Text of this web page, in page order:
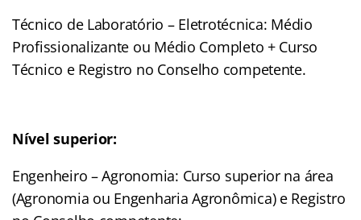
Técnico de Laboratório – Eletrotécnica: Médio
Profissionalizante ou Médio Completo + Curso
Técnico e Registro no Conselho competente.
Nível superior:
Engenheiro – Agronomia: Curso superior na área
(Agronomia ou Engenharia Agronômica) e Registro